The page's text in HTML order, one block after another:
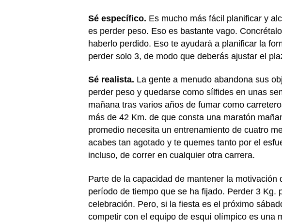
Sé específico. Es mucho más fácil planificar y
es perder peso. Eso es bastante vago.
haberlo perdido. Eso te ayudará a planificar la
perder solo 3, de modo que deberás ajustar el
Sé realista. La gente a menudo abandona sus
perder peso y quedarse como sílfides en unas
mañana tras varios años de fumar como
más de 42 Km. de que consta una maratón
promedio necesita un entrenamiento de cuatro
acabes tan agotado y te quemes tanto por el
incluso, de correr en cualquier otra carrera.
Parte de la capacidad de mantener la
período de tiempo que se ha fijado. Perder 3
celebración. Pero, si la fiesta es el próximo
competir con el equipo de esquí olímpico es una